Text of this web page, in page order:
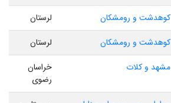
کوهدشت و رومشکان
لرستان
کوهدشت و رومشکان
لرستان
مشهد و کلات
خراسان
رضوی